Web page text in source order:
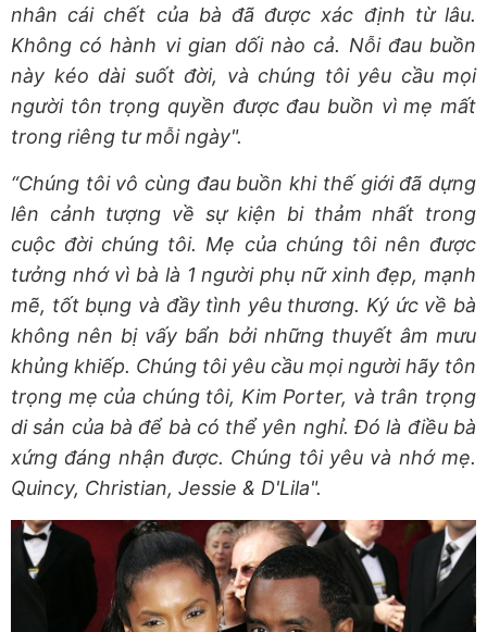
nhân cái chết của bà đã được xác định từ lâu.
Không có hành vi gian dối nào cả. Nỗi đau buồn
này kéo dài suốt đời, và chúng tôi yêu cầu mọi
người tôn trọng quyền được đau buồn vì mẹ mất
trong riêng tư mỗi ngày".
“Chúng tôi vô cùng đau buồn khi thế giới đã dựng
lên cảnh tượng về sự kiện bi thảm nhất trong
cuộc đời chúng tôi. Mẹ của chúng tôi nên được
tưởng nhớ vì bà là 1 người phụ nữ xinh đẹp, mạnh
mẽ, tốt bụng và đầy tình yêu thương. Ký ức về bà
không nên bị vấy bẩn bởi những thuyết âm mưu
khủng khiếp. Chúng tôi yêu cầu mọi người hãy tôn
trọng mẹ của chúng tôi, Kim Porter, và trân trọng
di sản của bà để bà có thể yên nghỉ. Đó là điều bà
xứng đáng nhận được. Chúng tôi yêu và nhớ mẹ.
Quincy, Christian, Jessie & D'Lila".